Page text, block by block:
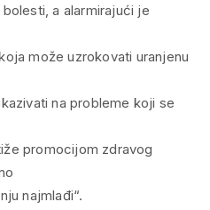
a alarmirajući je
može uzrokovati uranjenu
na probleme koji se
promocijom zdravog
najmlađi“.